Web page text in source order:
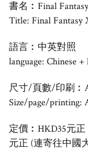
書名︰Final
Title: Final Fantasy
語言︰中英對照
language: Chinese +
尺寸/頁數/印刷
Size/page/printing:
定價︰HKD35元
元正 (連寄往中國